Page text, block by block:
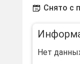
Снято с
Нет